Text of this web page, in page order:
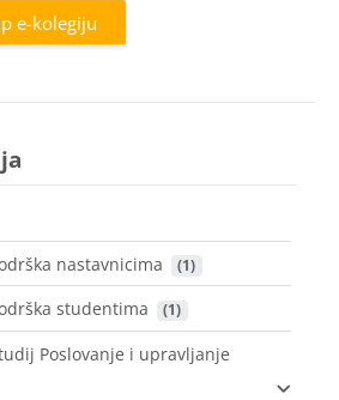
e-kolegiju
nastavnicima (1)
studentima (1)
Poslovanje i upravljanje